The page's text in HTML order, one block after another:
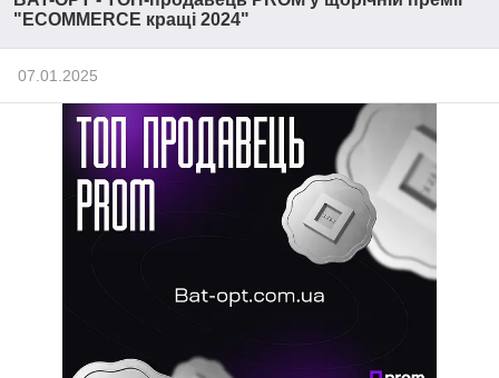
"ECOMMERCE кращі 2024"
07.01.2025